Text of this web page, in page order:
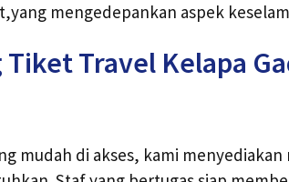
mengedepankan aspek
Travel Kelapa
mudah di akses, kami menyediakan